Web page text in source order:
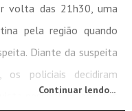
volta das 21h30, uma
pela região quando
Diante da suspeita
os policiais decidiram
pessoal, os agentes
Continuar lendo...